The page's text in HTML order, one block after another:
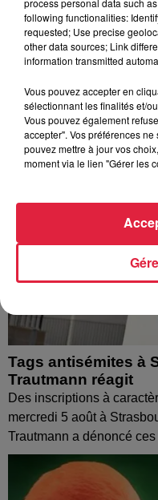
À Hoerdt, de l’eau
Depuis plusieurs jours,
l’eau brune s’écouler de
nombreuses
Tags antisémites à
Trautmann réagit
Des inscriptions à
mercredi 5 août à
Trautmann a dénoncé
following functionalities:
requested; Use precise
other data sources; Link
information transmitted
Vous pouvez accepter en
sélectionnant les finalités et/
Vous pouvez également
accepter". Vos préférences
pouvez mettre à jour vos
moment via le lien "Gérer les